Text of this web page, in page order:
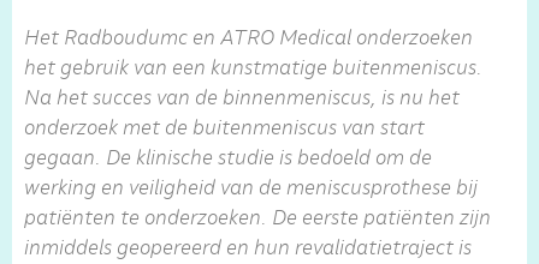
Het Radboudumc en ATRO Medical onderzoeken
het gebruik van een kunstmatige buitenmeniscus.
Na het succes van de binnenmeniscus, is nu het
onderzoek met de buitenmeniscus van start
gegaan. De klinische studie is bedoeld om de
werking en veiligheid van de meniscusprothese bij
patiënten te onderzoeken. De eerste patiënten zijn
inmiddels geopereerd en hun revalidatietraject is